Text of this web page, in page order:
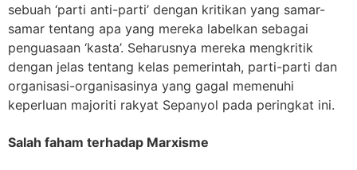
sebuah ‘parti anti-parti’ dengan kritikan yang samar-
samar tentang apa yang mereka labelkan sebagai
penguasaan ‘kasta’. Seharusnya mereka mengkritik
dengan jelas tentang kelas pemerintah, parti-parti dan
organisasi-organisasinya yang gagal memenuhi
keperluan majoriti rakyat Sepanyol pada peringkat ini.
Salah faham terhadap Marxisme